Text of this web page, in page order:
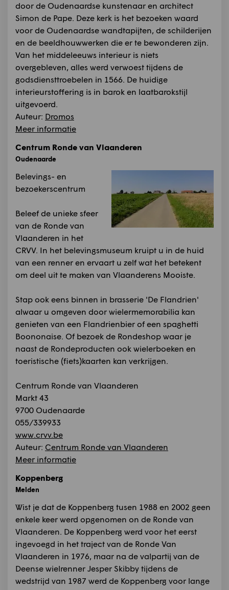
door de Oudenaardse kunstenaar en architect
Simon de Pape. Deze kerk is het bezoeken waard
voor de Oudenaardse wandtapijten, de schilderijen
en de beeldhouwwerken die er te bewonderen zijn.
Van het middeleeuws interieur is niets
overgebleven, alles werd verwoest tijdens de
godsdiensttroebelen in 1566. De huidige
interieurstoffering is in barok en laatbarokstijl
uitgevoerd.
Auteur: Dromos
Meer informatie
Centrum Ronde van Vlaanderen
Oudenaarde
Belevings- en
bezoekerscentrum
Beleef de unieke sfeer
van de Ronde van
Vlaanderen in het
CRVV. In het belevingsmuseum kruipt u in de huid
van een renner en ervaart u zelf wat het betekent
om deel uit te maken van Vlaanderens Mooiste.
Stap ook eens binnen in brasserie 'De Flandrien'
alwaar u omgeven door wielermemorabilia kan
genieten van een Flandrienbier of een spaghetti
Boononaise. Of bezoek de Rondeshop waar je
naast de Rondeproducten ook wielerboeken en
toeristische (fiets)kaarten kan verkrijgen.
Centrum Ronde van Vlaanderen
Markt 43
9700 Oudenaarde
055/339933
www.crvv.be
Auteur: Centrum Ronde van Vlaanderen
Meer informatie
Koppenberg
Melden
Wist je dat de Koppenberg tusen 1988 en 2002 geen
enkele keer werd opgenomen on de Ronde van
Vlaanderen. De Koppenberg werd voor het eerst
ingevoegd in het traject van de Ronde Van
Vlaanderen in 1976, maar na de valpartij van de
Deense wielrenner Jesper Skibby tijdens de
wedstrijd van 1987 werd de Koppenberg voor lange